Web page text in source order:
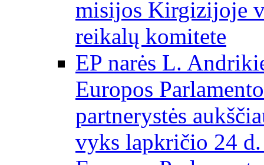
misijos Kirgizijoje
reikalų komitete
EP narės L.
Europos
partnerystės
vyks lapkričio 24